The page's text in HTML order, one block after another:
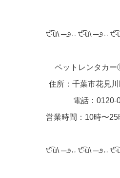
੯‧̀͡u\ ─೨˒˒ ੯‧̀͡u\ ─೨˒˒
ペットレンタカー
住所：千葉市花見
電話：0120-
営業時間：10時〜25
੯‧̀͡u\ ─೨˒˒ ੯‧̀͡u\ ─೨˒˒